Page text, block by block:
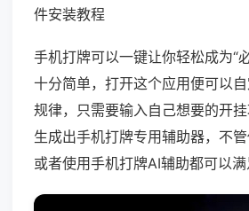
件安装教程
手机打牌可以一键让你轻松成为“
十分简单，打开这个应用便可以
规律，只需要输入自己想要的开
生成出手机打牌专用辅助器，不
或者使用手机打牌AI辅助都可以满